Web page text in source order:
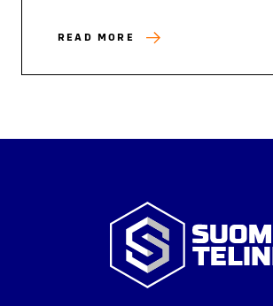
READ MORE